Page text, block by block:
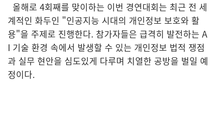
올해로 4회째를 맞이하는 이번 경연대회는 최근 전 세
계적인 화두인 "인공지능 시대의 개인정보 보호와 활
용"을 주제로 진행한다. 참가자들은 급격히 발전하는 A
I 기술 환경 속에서 발생할 수 있는 개인정보 법적 쟁점
과 실무 현안을 심도있게 다루며 치열한 공방을 벌일 예
정이다.